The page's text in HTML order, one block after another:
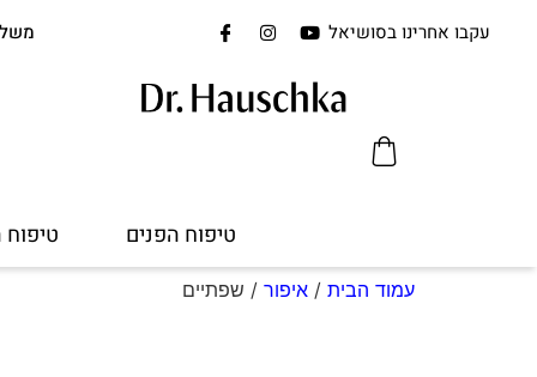
עקבו אחרינו בסושיאל
טיפוח הפנים
עמוד הבית / איפור / שפתיים